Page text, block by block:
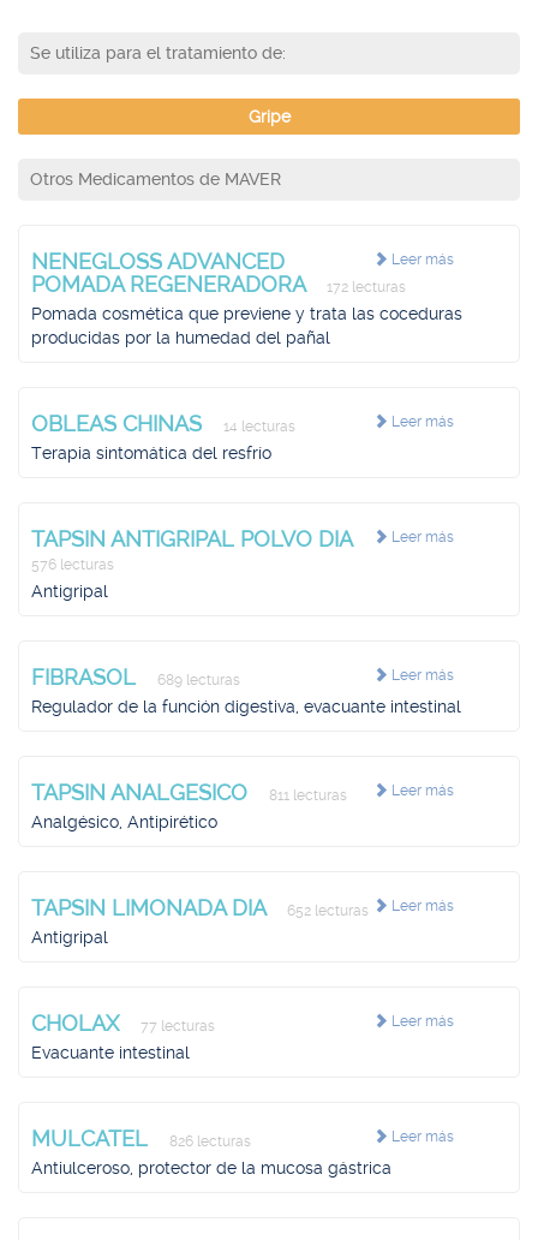
Se utiliza para el tratamiento de:
Gripe
Otros Medicamentos de MAVER
Leer más
NENEGLOSS ADVANCED
POMADA REGENERADORA
172 lecturas
Pomada cosmética que previene y trata las coceduras
producidas por la humedad del pañal
Leer más
OBLEAS CHINAS 14 lecturas
Terapia sintomática del resfrío
Leer más
TAPSIN ANTIGRIPAL POLVO DIA
576 lecturas
Antigripal
Leer más
FIBRASOL 689 lecturas
Regulador de la función digestiva, evacuante intestinal
Leer más
TAPSIN ANALGESICO 811 lecturas
Analgésico, Antipirético
Leer más
TAPSIN LIMONADA DIA 652 lecturas
Antigripal
Leer más
CHOLAX 77 lecturas
Evacuante intestinal
Leer más
MULCATEL 826 lecturas
Antiulceroso, protector de la mucosa gástrica